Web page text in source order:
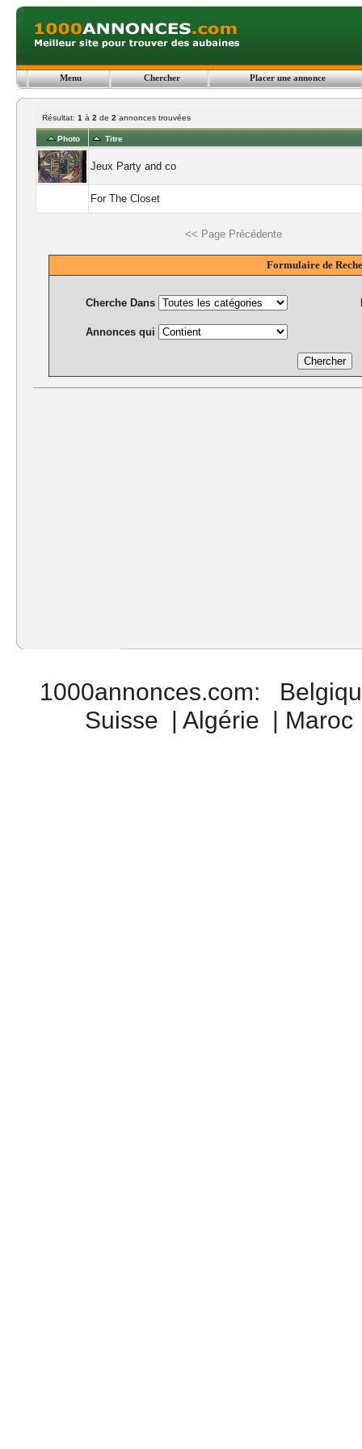
Menu Chercher Placer une annonce
Résultat: 1 à 2 de 2 annonces trouvées
Photo Titre
Jeux Party and co
For The Closet
<< Page Précédente
Formulaire de
Cherche Dans
Annonces qui
1000annonces.com:
Suisse | Algérie | Maroc